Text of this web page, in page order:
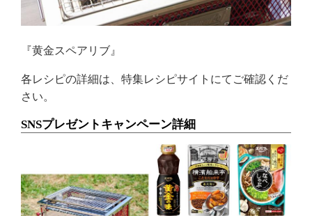
『黄金スペアリブ』
各レシピの詳細は、特集レシピサイトにてご確認くだ
さい。
SNSプレゼントキャンペーン詳細